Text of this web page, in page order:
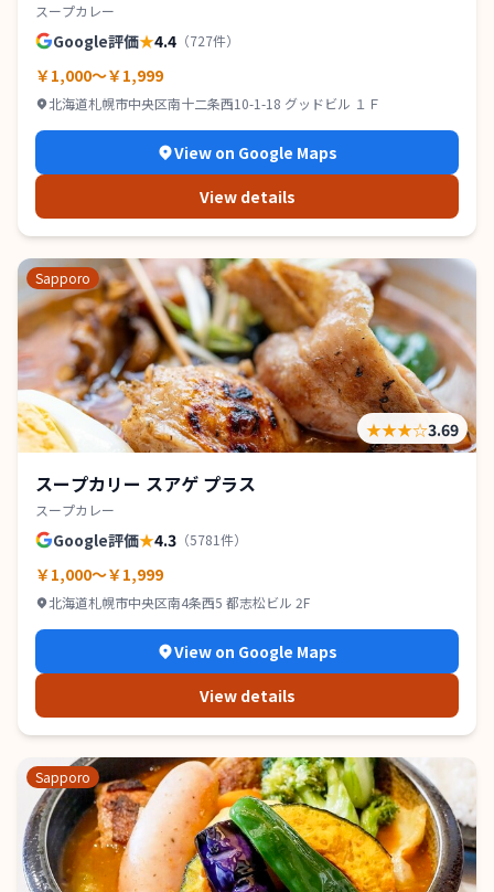
スープカレー
Google評価★4.4 （727件）
￥1,000～￥1,999
北海道札幌市中央区南十二条西10-1-18 グッドビル １Ｆ
View on Google Maps
View details
Sapporo
★★★☆3.69
スープカリー スアゲ プラス
スープカレー
Google評価★4.3 （5781件）
￥1,000～￥1,999
北海道札幌市中央区南4条西5 都志松ビル 2F
View on Google Maps
View details
Sapporo